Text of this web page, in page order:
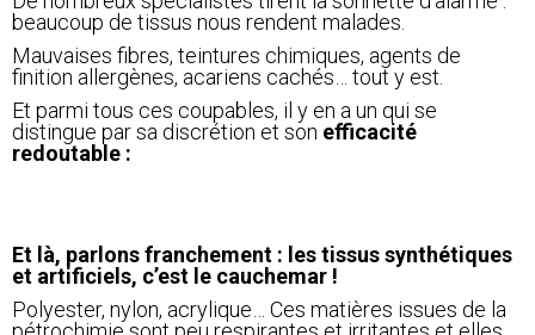
beaucoup de tissus nous rendent malades.
Mauvaises fibres, teintures chimiques, agents de
finition allergènes, acariens cachés… tout y est.
Et parmi tous ces coupables, il y en a un qui se
distingue par sa discrétion et son efficacité
redoutable :
Et là, parlons franchement : les tissus synthétiques
et artificiels, c’est le cauchemar !
Polyester, nylon, acrylique… Ces matières issues de la